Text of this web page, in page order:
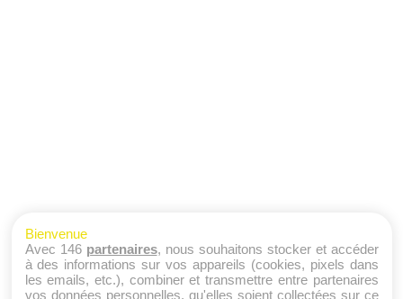
Bienvenue
Avec 146 partenaires, nous souhaitons stocker et accéder
à des informations sur vos appareils (cookies, pixels dans
les emails, etc.), combiner et transmettre entre partenaires
vos données personnelles, qu'elles soient collectées sur ce